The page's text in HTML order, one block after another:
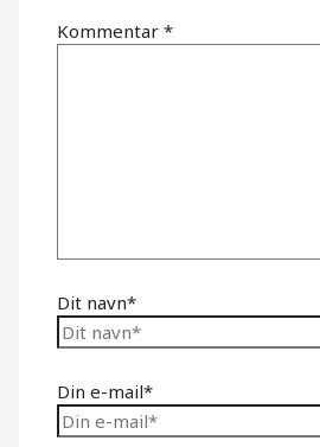
Kommentar*
Dit navn*
Din e-mail*